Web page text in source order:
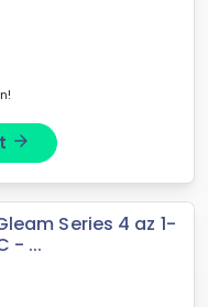
arrow_forward
Series 4 az 1-
- ...